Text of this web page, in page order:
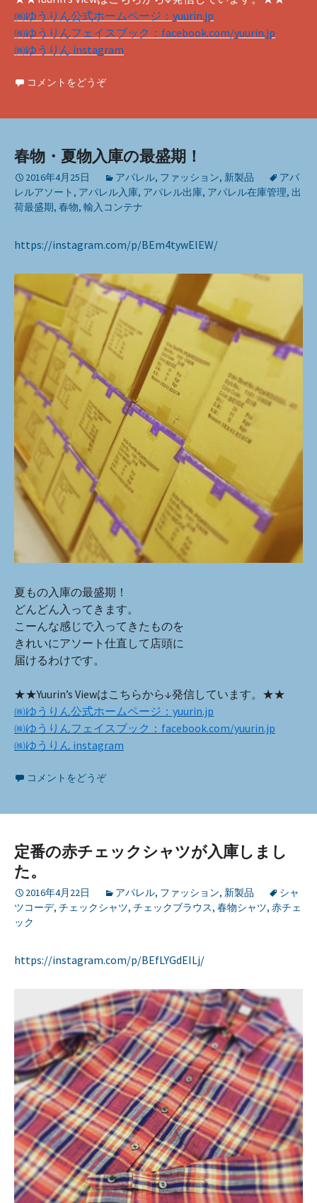
㈱ゆうりん公式ホームページ：yuurin.jp
㈱ゆうりんフェイスブック：facebook.com/yuurin.jp
㈱ゆうりん instagram
コメントをどうぞ
春物・夏物入庫の最盛期！
2016年4月25日 アパレル, ファッション, 新製品
アパ
レルアソート , アパレル入庫, アパレル出庫, アパレル在庫管理, 出
荷最盛期, 春物, 輸入コンテナ
https://instagram.com/p/BEm4tywEIEW/
夏もの入庫の最盛期！
どんどん入ってきます。
こーんな感じで入ってきたものを
きれいにアソート仕直して店頭に
届けるわけです。
★★Yuurin’s Viewはこちらから↓発信しています。★★
㈱ゆうりん公式ホームページ：yuurin.jp
㈱ゆうりんフェイスブック：facebook.com/yuurin.jp
㈱ゆうりん instagram
コメントをどうぞ
定番の赤チェックシャツが入庫しまし
た。
2016年4月22日 アパレル, ファッション, 新製品
シャ
ツコーデ, チェックシャツ, チェックブラウス, 春物シャツ, 赤チェ
ック
https://instagram.com/p/BEfLYGdEILj/